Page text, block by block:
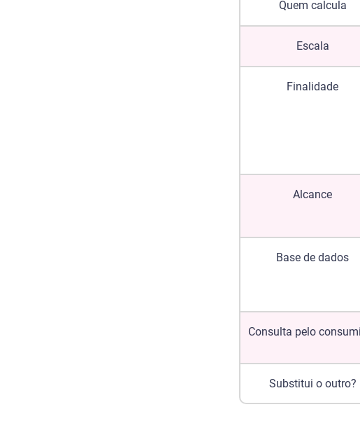
Quem calcula
Escala
Finalidade
Alcance
Base de dados
Consulta pelo
Substitui o outro?